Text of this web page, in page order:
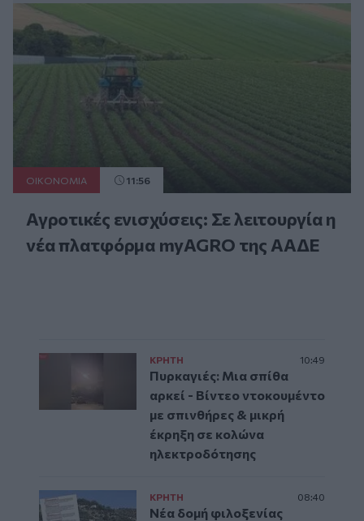
ΟΙΚΟΝΟΜΙΑ 11:56
Αγροτικές ενισχύσεις: Σε λειτουργία η
νέα πλατφόρμα myAGRO της ΑΑΔΕ
ΚΡΗΤΗ 10:49
Πυρκαγιές: Μια σπίθα
αρκεί - Βίντεο ντοκουμέντο
με σπινθήρες & μικρή
έκρηξη σε κολώνα
ηλεκτροδότησης
ΚΡΗΤΗ 08:40
Νέα δομή φιλοξενίας